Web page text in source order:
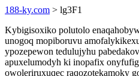
188-ky.com > lg3F1
Kybigisoxiko polutolo
unogoq mopiboruvu
ypozepewon tedulujyhu
apuxelumodyh ki inopafix
owoleriruxuqec raqozotekamoky